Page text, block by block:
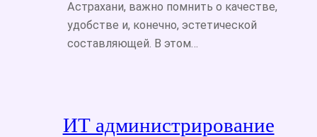
Астрахани, важно помнить о качестве,
удобстве и, конечно, эстетической
составляющей. В этом…
ИТ администрирование